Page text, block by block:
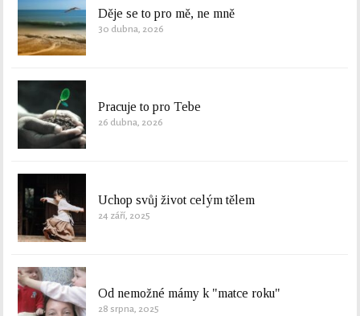
Děje se to pro mě, ne mně
30 dubna, 2026
Pracuje to pro Tebe
26 dubna, 2026
Uchop svůj život celým tělem
24 září, 2025
Od nemožné mámy k "matce roku"
28 srpna, 2025